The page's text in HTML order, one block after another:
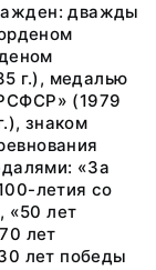
дважды
г.), медалью
(1979
знаком
«За
летия со
«50 лет
лет
лет победы